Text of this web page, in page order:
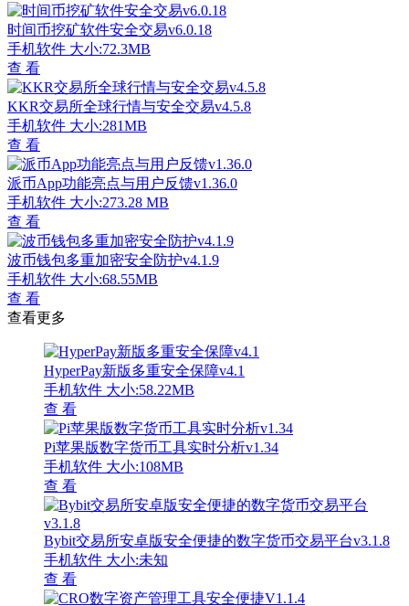
时间币挖矿软件安全交易v6.0.18
手机软件 大小:72.3MB
查 看
KKR交易所全球行情与安全交易v4.5.8
手机软件 大小:281MB
查 看
派币App功能亮点与用户反馈v1.36.0
手机软件 大小:273.28 MB
查 看
波币钱包多重加密安全防护v4.1.9
手机软件 大小:68.55MB
查 看
查看更多
HyperPay新版多重安全保障v4.1
手机软件 大小:58.22MB
查 看
Pi苹果版数字货币工具实时分析v1.34
手机软件 大小:108MB
查 看
Bybit交易所安卓版安全便捷的数字货币交易平台v3.1.8
手机软件 大小:未知
查 看